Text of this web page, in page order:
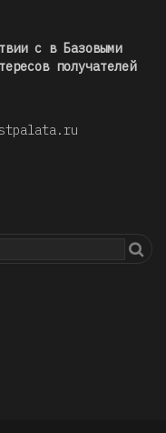
с в Базовыми
получателей